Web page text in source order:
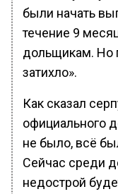
были начать
течение 9
дольщикам. Но
затихло».
Как сказал
официального
не было, всё
Сейчас среди
недострой